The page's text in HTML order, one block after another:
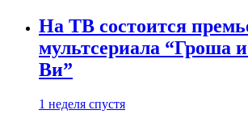
На ТВ состоится
мультсериала “Гроша
Ви”
1 неделя спустя